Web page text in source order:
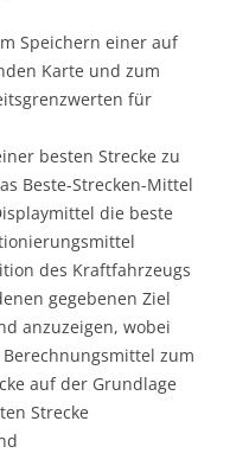
Speichern einer auf
Karte und zum
für
besten Strecke zu
Beste-Strecken-Mittel
die beste
des Kraftfahrzeugs
gegebenen Ziel
anzuzeigen, wobei
zum
auf der Grundlage
Strecke